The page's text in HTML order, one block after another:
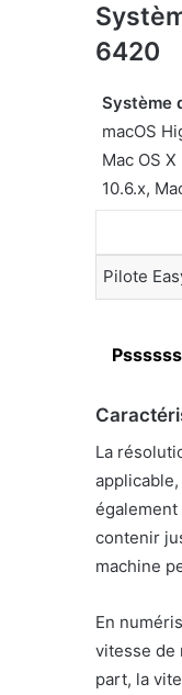
6420
Système
macOS
Mac OS
10.6.x,
Pilote
La
également
contenir
machine
En
vitesse de
part, la